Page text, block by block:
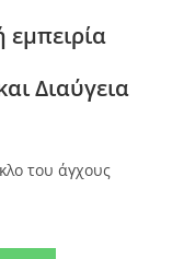
εμπειρία
Διαύγεια
του άγχους